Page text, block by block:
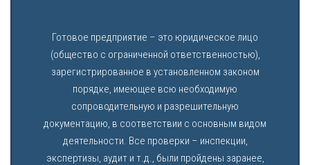
Готовое предприятие – это юридическое лицо
(общество с ограниченной ответственностью),
зарегистрированное в установленном законом
порядке, имеющее всю необходимую
сопроводительную и разрешительную
документацию, в соответствии с основным видом
деятельности. Все проверки – инспекции,
экспертизы, аудит и т.д., были пройдены заранее,